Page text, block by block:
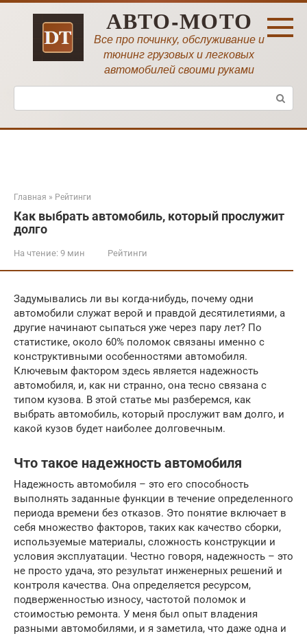
Перейти
АВТО-МОТО
Все про починку, обслуживание и
тюнинг грузовых и легковых
автомобилей своими руками
Поиск:
Главная » Рейтинги
Как выбрать автомобиль, который прослужит
долго
На чтение: 9 мин Рейтинги
Задумывались ли вы когда-нибудь, почему одни
автомобили служат верой и правдой десятилетиями, а
другие начинают сыпаться уже через пару лет? По
статистике, около 60% поломок связаны именно с
конструктивными особенностями автомобиля.
Ключевым фактором здесь является надежность
автомобиля, и, как ни странно, она тесно связана с
типом кузова. В этой статье мы разберемся, как
выбрать автомобиль, который прослужит вам долго, и
какой кузов будет наиболее долговечным.
Что такое надежность автомобиля
Надежность автомобиля – это его способность
выполнять заданные функции в течение определенного
периода времени без отказов. Это понятие включает в
себя множество факторов, таких как качество сборки,
используемые материалы, сложность конструкции и
условия эксплуатации. Честно говоря, надежность – это
не просто удача, это результат инженерных решений и
контроля качества. Она определяется ресурсом,
подверженностью износу, частотой поломок и
стоимостью ремонта. У меня был опыт владения
разными автомобилями, и я заметила, что даже одна и